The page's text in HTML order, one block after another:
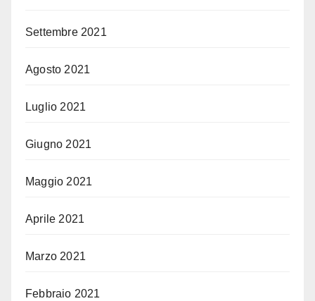
Settembre 2021
Agosto 2021
Luglio 2021
Giugno 2021
Maggio 2021
Aprile 2021
Marzo 2021
Febbraio 2021